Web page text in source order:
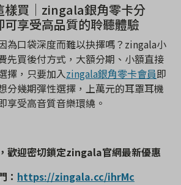
樣買｜zingala銀角零卡分
享受高品質的聆聽體驗
為口袋深度而難以抉擇嗎？zingala小
先買後付方式，大額分期、小額直接
擇，只要加入zingala銀角零卡會員即
分幾期彈性選擇，上萬元的耳罩耳機
享受高音質音樂環繞。
歡迎密切鎖定zingala官網最新優惠
： https://zingala.cc/ihrMc